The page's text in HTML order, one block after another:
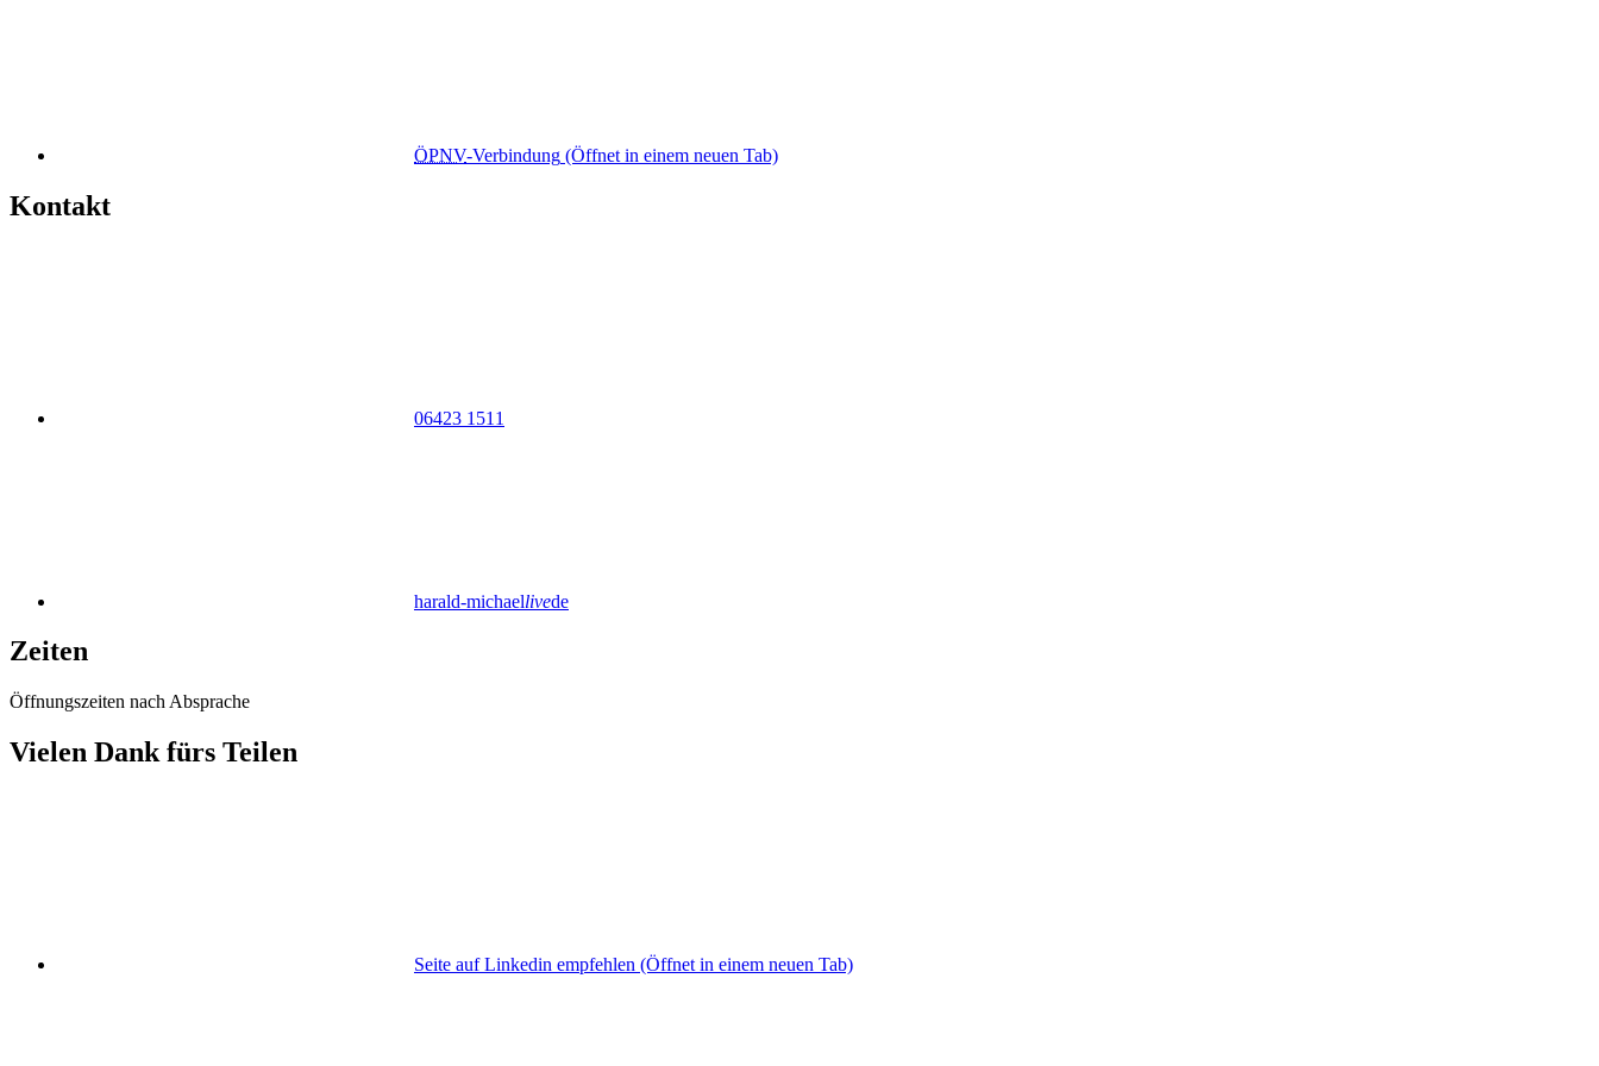
ÖPNV-Verbindung (Öffnet in einem neuen Tab)
Kontakt
06423 1511
harald-michaellivede
Zeiten
Öffnungszeiten nach Absprache
Vielen Dank fürs Teilen
Seite auf Linkedin empfehlen (Öffnet in einem neuen Tab)